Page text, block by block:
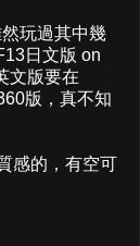
玩過其中幾
日文版 on
文版要在
版，真不知
感的，有空可